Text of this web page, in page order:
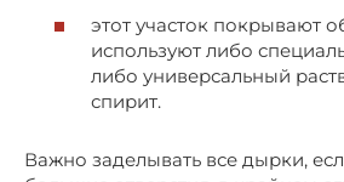
этот участок покрывают
используют либо
либо универсальный
спирит.
Важно заделывать все дырки,